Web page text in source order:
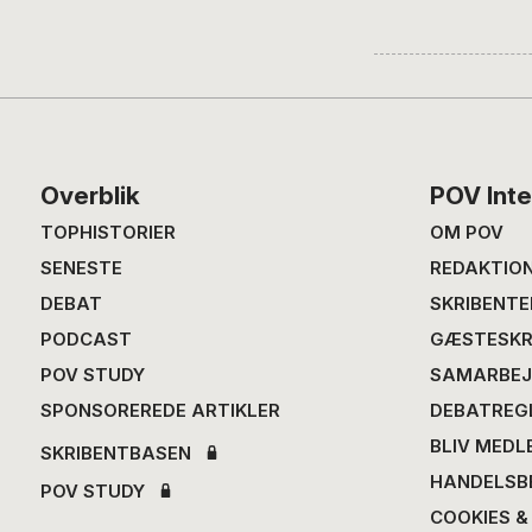
Footer
Overblik
TOPHISTORIER
SENESTE
DEBAT
PODCAST
POV STUDY
SPONSOREREDE ARTIKLER
SKRIBENTBASEN
POV STUDY
POV
OM POV
BLIV
COOKIES